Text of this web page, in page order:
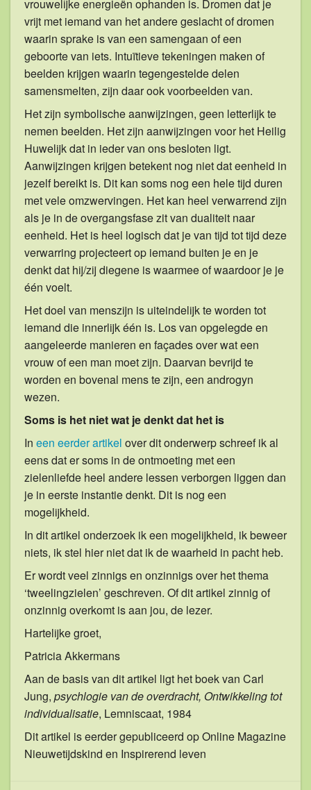
vrouwelijke energieën ophanden is. Dromen dat je
vrijt met iemand van het andere geslacht of dromen
waarin sprake is van een samengaan of een
geboorte van iets. Intuïtieve tekeningen maken of
beelden krijgen waarin tegengestelde delen
samensmelten, zijn daar ook voorbeelden van.
Het zijn symbolische aanwijzingen, geen letterlijk te
nemen beelden. Het zijn aanwijzingen voor het Heilig
Huwelijk dat in ieder van ons besloten ligt.
Aanwijzingen krijgen betekent nog niet dat eenheid in
jezelf bereikt is. Dit kan soms nog een hele tijd duren
met vele omzwervingen. Het kan heel verwarrend zijn
als je in de overgangsfase zit van dualiteit naar
eenheid. Het is heel logisch dat je van tijd tot tijd deze
verwarring projecteert op iemand buiten je en je
denkt dat hij/zij diegene is waarmee of waardoor je je
één voelt.
Het doel van menszijn is uiteindelijk te worden tot
iemand die innerlijk één is. Los van opgelegde en
aangeleerde manieren en façades over wat een
vrouw of een man moet zijn. Daarvan bevrijd te
worden en bovenal mens te zijn, een androgyn
wezen.
Soms is het niet wat je denkt dat het is
In een eerder artikel over dit onderwerp schreef ik al
eens dat er soms in de ontmoeting met een
zielenliefde heel andere lessen verborgen liggen dan
je in eerste instantie denkt. Dit is nog een
mogelijkheid.
In dit artikel onderzoek ik een mogelijkheid, ik beweer
niets, ik stel hier niet dat ik de waarheid in pacht heb.
Er wordt veel zinnigs en onzinnigs over het thema
‘tweelingzielen’ geschreven. Of dit artikel zinnig of
onzinnig overkomt is aan jou, de lezer.
Hartelijke groet,
Patricia Akkermans
Aan de basis van dit artikel ligt het boek van Carl
Jung, psychlogie van de overdracht, Ontwikkeling tot
individualisatie, Lemniscaat, 1984
Dit artikel is eerder gepubliceerd op Online Magazine
Nieuwetijdskind en Inspirerend leven